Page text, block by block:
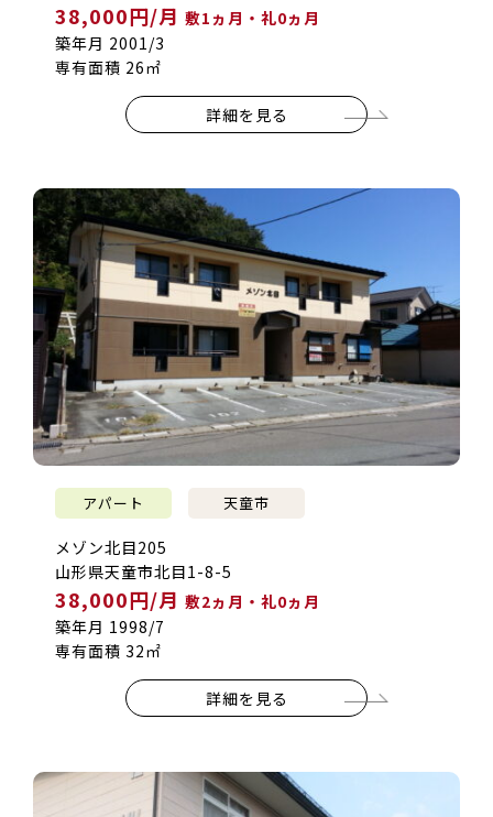
38,000円/月 敷1ヵ月・礼0ヵ月
築年月 2001/3
専有面積 26㎡
詳細を見る
アパート 天童市
メゾン北目205
山形県天童市北目1-8-5
38,000円/月 敷2ヵ月・礼0ヵ月
築年月 1998/7
専有面積 32㎡
詳細を見る